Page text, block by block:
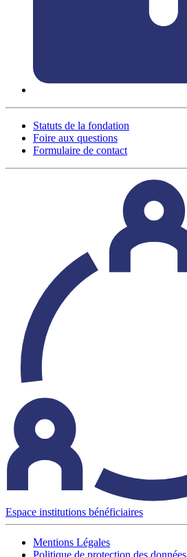
Statuts de la fondation
Foire aux questions
Formulaire de contact
Espace institutions bénéficiaires
Mentions Légales
Politique de protection des données